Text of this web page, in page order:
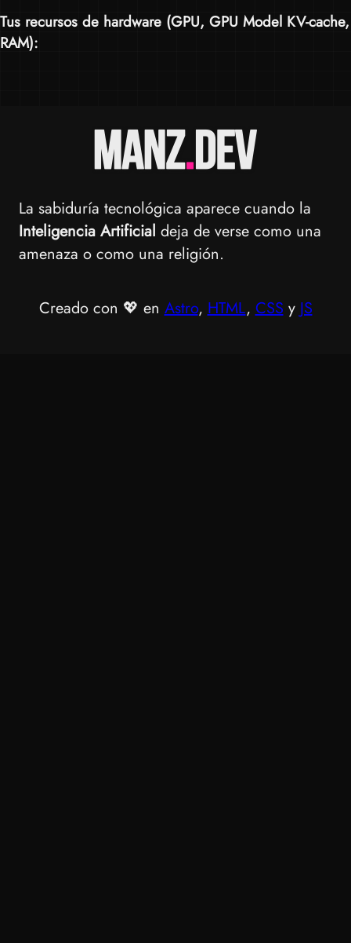
Tus recursos de hardware (GPU, GPU Model KV-cache,
RAM):
La sabiduría tecnológica aparece cuando la
Inteligencia Artificial deja de verse como una
amenaza o como una religión.
Creado con 💖 en Astro, HTML, CSS y JS